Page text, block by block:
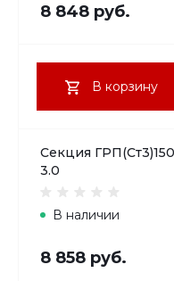
8 848 руб.
В корзину
Секция
3.0
В наличии
8 858 руб.